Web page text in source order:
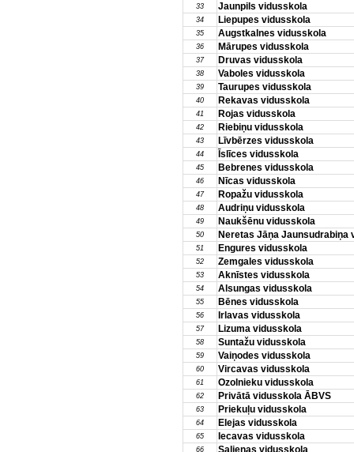
33 Jaunpils vidusskola
34 Liepupes vidusskola
35 Augstkalnes vidusskola
36 Mārupes vidusskola
37 Druvas vidusskola
38 Vaboles vidusskola
39 Taurupes vidusskola
40 Rekavas vidusskola
41 Rojas vidusskola
42 Riebiņu vidusskola
43 Līvbērzes vidusskola
44 Īslīces vidusskola
45 Bebrenes vidusskola
46 Nīcas vidusskola
47 Ropažu vidusskola
48 Audriņu vidusskola
49 Naukšēnu vidusskola
50 Neretas Jāņa Jaunsudrabiņa
51 Engures vidusskola
52 Zemgales vidusskola
53 Aknīstes vidusskola
54 Alsungas vidusskola
55 Bēnes vidusskola
56 Irlavas vidusskola
57 Lizuma vidusskola
58 Suntažu vidusskola
59 Vaiņodes vidusskola
60 Vircavas vidusskola
61 Ozolnieku vidusskola
62 Privātā vidusskola ĀBVS
63 Priekuļu vidusskola
64 Elejas vidusskola
65 Iecavas vidusskola
66 Salienas vidusskola